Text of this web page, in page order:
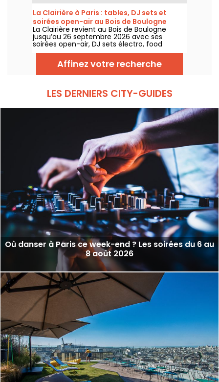
La Clairière à Paris : tables, DJ sets et
soirées open-air au Bois de Boulogne
La Clairière revient au Bois de Boulogne
jusqu’au 26 septembre 2026 avec ses
soirées open-air, DJ sets électro, food
trucks, zone chill et tables à réserver. Installé
au Domaine de Longchamp, ce club en plein
air parisien accueille le public les vendredis
et samedis soir, avec plusieurs temps forts
Affinez votre recherche
LES DERNIERS CITY-GUIDES
Où danser à Paris ce week-end ? Les soirées du 6 au
8 août 2026